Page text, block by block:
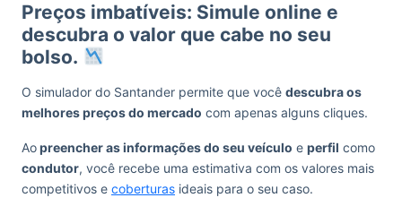
Preços imbatíveis: Simule online e
descubra o valor que cabe no seu
bolso.
O simulador do Santander permite que você descubra os
melhores preços do mercado com apenas alguns cliques.
Aopreencher as informações do seu veículo e perfil como
condutor, você recebe uma estimativa com os valores mais
competitivos e coberturas ideais para o seu caso.